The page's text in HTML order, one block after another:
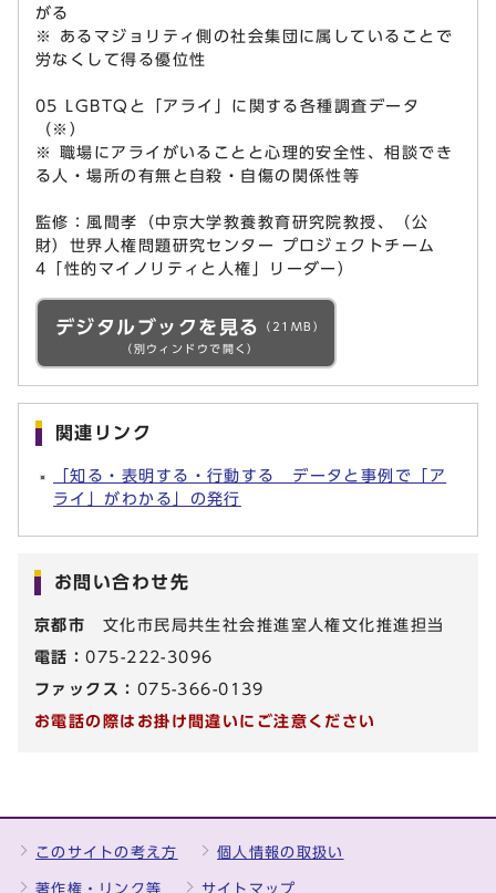
がる
※ あるマジョリティ側の社会集団に属していることで
労なくして得る優位性
05 LGBTQと「アライ」に関する各種調査データ
（※）
※ 職場にアライがいることと心理的安全性、相談でき
る人・場所の有無と自殺・自傷の関係性等
監修：風間孝（中京大学教養教育研究院教授、（公
財）世界人権問題研究センター プロジェクトチーム
4「性的マイノリティと人権」リーダー）
デジタルブックを見る
（21MB）
（別ウィンドウで開く）
関連リンク
「知る・表明する・行動する データと事例で「ア
ライ」がわかる」の発行
お問い合わせ先
京都市 文化市民局共生社会推進室人権文化推進担当
電話：075-222-3096
ファックス： 075-366-0139
お電話の際はお掛け間違いにご注意ください
このサイトの考え方 個人情報の取扱い
著作権・リンク等 サイトマップ